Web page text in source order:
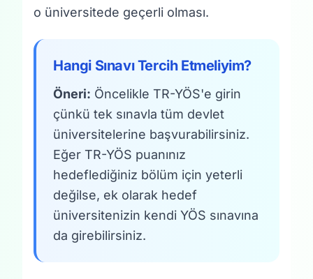
o üniversitede geçerli olması.
Hangi Sınavı Tercih Etmeliyim?
Öneri: Öncelikle TR-YÖS'e girin
çünkü tek sınavla tüm devlet
üniversitelerine başvurabilirsiniz.
Eğer TR-YÖS puanınız
hedeflediğiniz bölüm için yeterli
değilse, ek olarak hedef
üniversitenizin kendi YÖS sınavına
da girebilirsiniz.